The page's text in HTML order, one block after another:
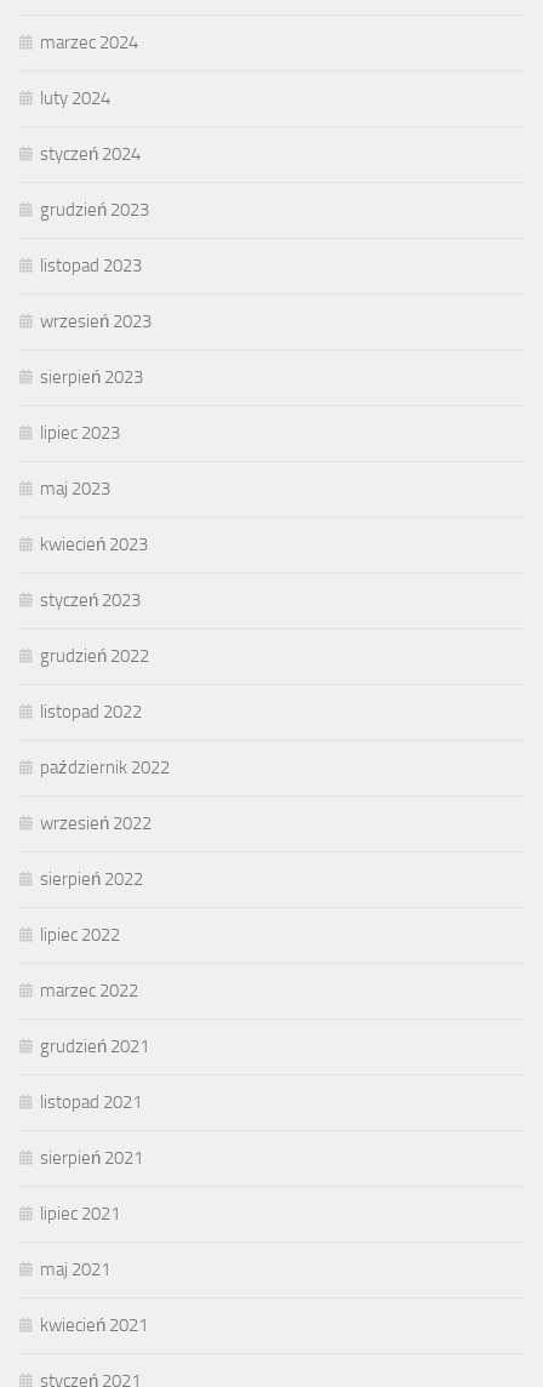
marzec 2024
luty 2024
styczeń 2024
grudzień 2023
listopad 2023
wrzesień 2023
sierpień 2023
lipiec 2023
maj 2023
kwiecień 2023
styczeń 2023
grudzień 2022
listopad 2022
październik 2022
wrzesień 2022
sierpień 2022
lipiec 2022
marzec 2022
grudzień 2021
listopad 2021
sierpień 2021
lipiec 2021
maj 2021
kwiecień 2021
styczeń 2021